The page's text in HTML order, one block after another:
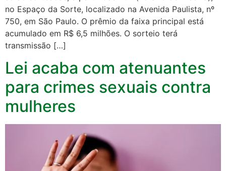
no Espaço da Sorte, localizado na Avenida Paulista, nº
750, em São Paulo. O prêmio da faixa principal está
acumulado em R$ 6,5 milhões. O sorteio terá
transmissão […]
Lei acaba com atenuantes
para crimes sexuais contra
mulheres